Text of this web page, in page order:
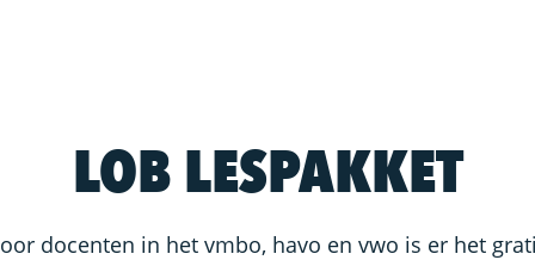
LOB LESPAKKET
docenten in het vmbo, havo en vwo is er het